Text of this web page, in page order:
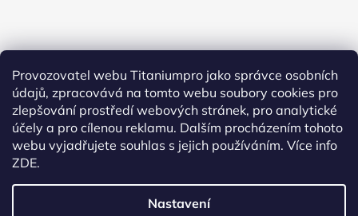
Provozovatel webu Titaniumpro jako správce osobních
údajů, zpracovává na tomto webu soubory cookies pro
zlepšování prostředí webových stránek, pro analytické
účely a pro cílenou reklamu. Dalším procházením tohoto
webu vyjadřujete souhlas s jejich používáním. Více info
ZDE.
Nastavení
Sledovat na Instagramu
Facebook